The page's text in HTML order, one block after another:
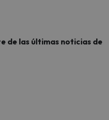
de las últimas noticias de